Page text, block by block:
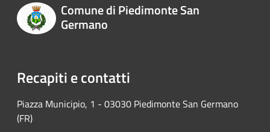
Comune di Piedimonte San
Germano
Recapiti e contatti
Piazza Municipio, 1 - 03030 Piedimonte San Germano
(FR)